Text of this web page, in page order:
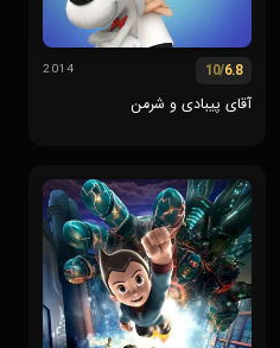
6.8
/10
2014
آقای پیبادی و شرمن